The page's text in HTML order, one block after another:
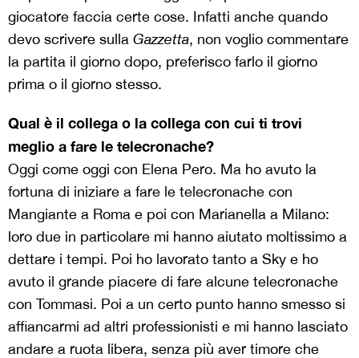
giocatore faccia certe cose. Infatti anche quando
devo scrivere sulla Gazzetta, non voglio commentare
la partita il giorno dopo, preferisco farlo il giorno
prima o il giorno stesso.
Qual è il collega o la collega con cui ti trovi
meglio a fare le telecronache?
Oggi come oggi con Elena Pero. Ma ho avuto la
fortuna di iniziare a fare le telecronache con
Mangiante a Roma e poi con Marianella a Milano:
loro due in particolare mi hanno aiutato moltissimo a
dettare i tempi. Poi ho lavorato tanto a Sky e ho
avuto il grande piacere di fare alcune telecronache
con Tommasi. Poi a un certo punto hanno smesso si
affiancarmi ad altri professionisti e mi hanno lasciato
andare a ruota libera, senza più aver timore che